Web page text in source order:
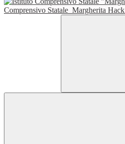
Comprensivo Statale Margherita Hack